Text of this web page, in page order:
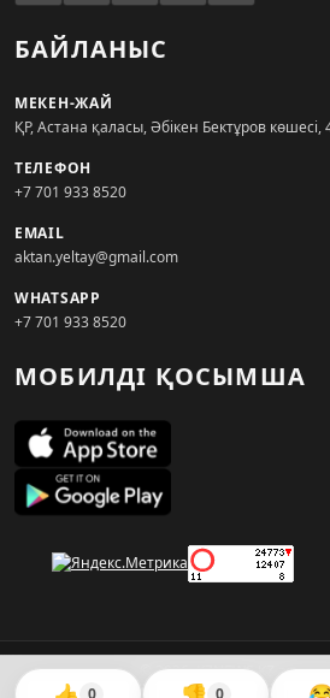
0 0
БАЙЛАНЫС
МЕКЕН-ЖАЙ
ҚР, Астана қаласы, Әбікен Бектұров көшесі,
ТЕЛЕФОН
+7 701 933 8520
EMAIL
aktan.yeltay@gmail.com
WHATSAPP
+7 701 933 8520
МОБИЛДІ ҚОСЫМША
© 2026. KZNEWS.KZ ақпарат